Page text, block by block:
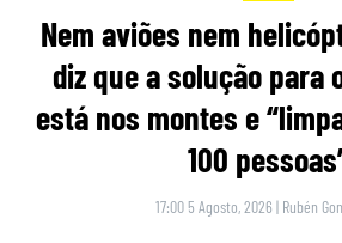
Nem aviões nem
diz que a solução para
está nos montes e
100
17:00 5 Agosto, 2026 | Rubén